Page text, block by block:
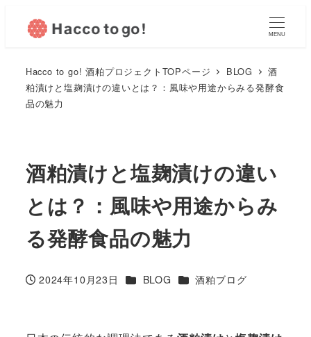
MENU
Hacco to go! 酒粕プロジェクトTOPページ BLOG
酒
粕漬けと塩麹漬けの違いとは？：風味や用途からみる発酵食
品の魅力
酒粕漬けと塩麹漬けの違い
とは？：風味や用途からみ
る発酵食品の魅力
投稿日
2024年10月23日 カテゴリー
BLOG カテゴリー
酒粕ブログ